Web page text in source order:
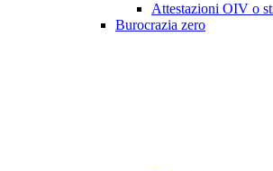
Attestazioni OIV o
Burocrazia zero